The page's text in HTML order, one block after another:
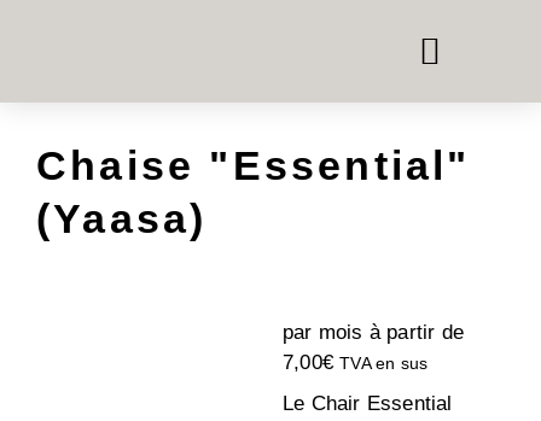
Chaise "Essential"
(Yaasa)
par mois à partir de
7,00€ TVA en sus
Le Chair Essential